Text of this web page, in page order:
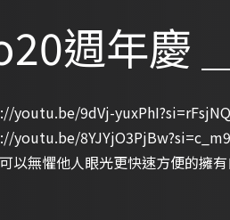
週年慶
youtu.be/9dVj-
youtu.be/
以無懼他人眼光更快速方便的擁